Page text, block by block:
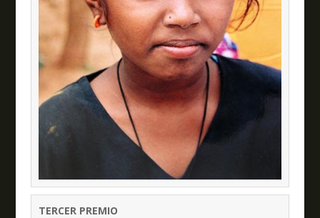
TERCER PREMIO